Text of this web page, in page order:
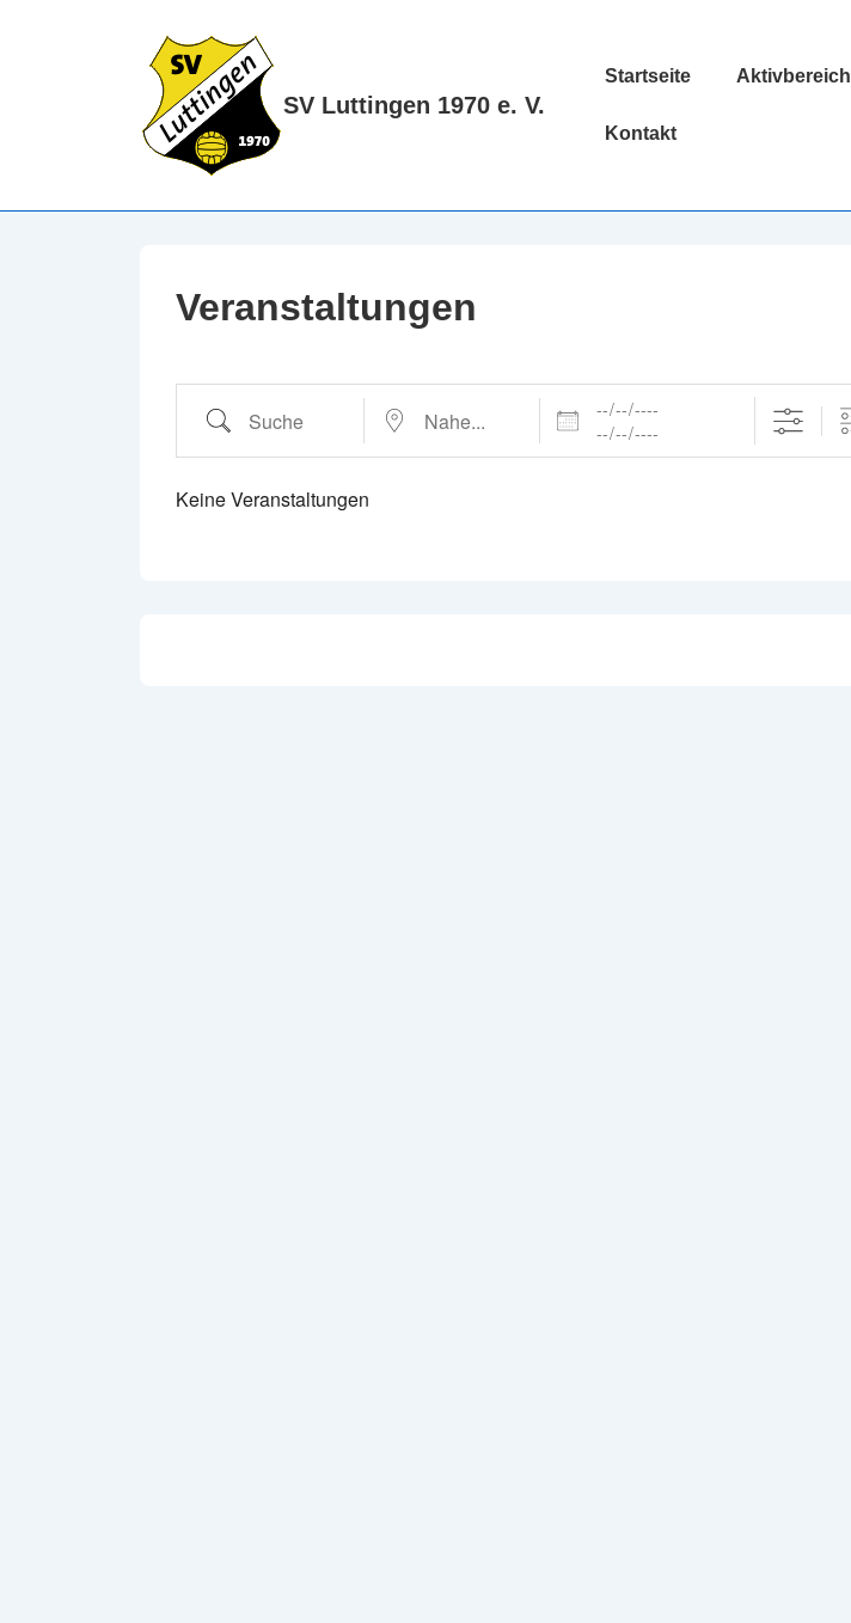
SV Luttingen 1970 e. V.
Hauptnavigation
Startseite Aktivbereich
Kontakt
Veranstaltungen
Suche Nahe... Daten
Keine Veranstaltungen